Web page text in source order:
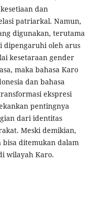
dan
patriarkal. Namun,
digunakan, terutama
dipengaruhi oleh arus
kesetaraan gender
maka bahasa Karo
dan bahasa
ekspresi
pentingnya
dari identitas
Meski demikian,
ditemukan dalam
wilayah Karo.